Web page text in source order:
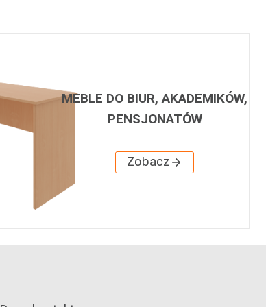
MEBLE DO BIUR, AKADEMIKÓW,
PENSJONATÓW
Zobacz